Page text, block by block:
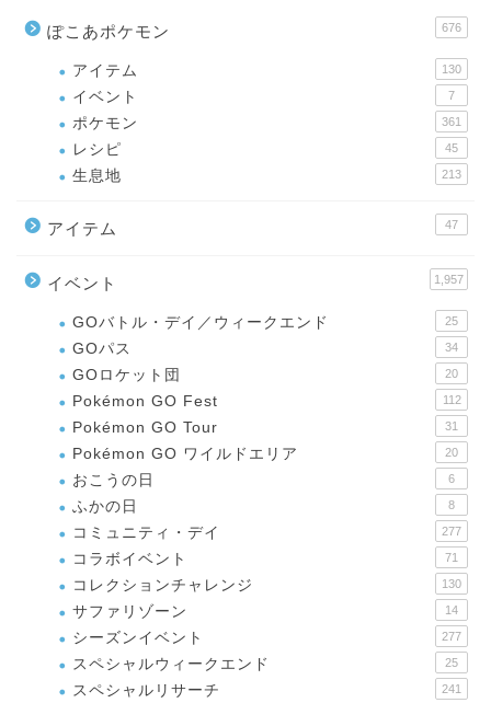
ぽこあポケモン 676
アイテム 130
イベント 7
ポケモン 361
レシピ 45
生息地 213
アイテム 47
イベント 1,957
GOバトル・デイ／ウィークエンド 25
GOパス 34
GOロケット団 20
Pokémon GO Fest 112
Pokémon GO Tour 31
Pokémon GO ワイルドエリア 20
おこうの日 6
ふかの日 8
コミュニティ・デイ 277
コラボイベント 71
コレクションチャレンジ 130
サファリゾーン 14
シーズンイベント 277
スペシャルウィークエンド 25
スペシャルリサーチ 241